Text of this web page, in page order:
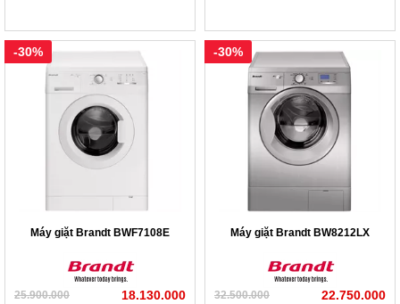
Máy giặt Brandt BWF7108E
25.900.000
-30%
18.130.000
Máy giặt Brandt BW8212LX
32.500.000
-30%
22.750.000